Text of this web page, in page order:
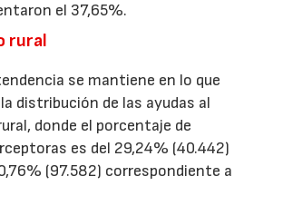
el 37,65%.
rural
se mantiene en lo que
distribución de las ayudas al
donde el porcentaje de
es del 29,24% (40.442)
(97.582) correspondiente a